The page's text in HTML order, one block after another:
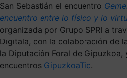
San Sebastián el encuentro
encuentro entre lo físico y lo
organizada por Grupo SPRI a
Digitala, con la colaboración de
la Diputación Foral de Gipuzkoa,
encuentros GipuzkoaTic.